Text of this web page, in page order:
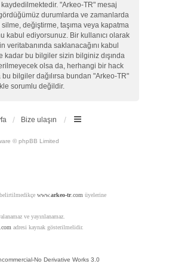
kaydedilmektedir. "Arkeo-TR" mesaj
durumlarda ve zamanlarda
silme, değiştirme, taşıma veya kapatma
kabul ediyorsunuz. Bir kullanıcı olarak
veritabanında saklanacağını kabul
kadar bu bilgiler sizin bilginiz dışında
olsa da, herhangi bir hack
bu bilgiler dağılırsa bundan "Arkeo-TR"
sorumlu değildir.
Bize ulaşın
© phpBB Limited
www.arkeo-tr.com üyelerine
ve yayınlanamaz.
.com adresi kaynak gösterilmelidir.
No Derivative Works 3.0